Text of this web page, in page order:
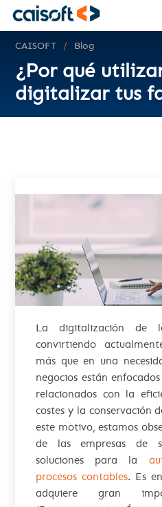
CAISOFT Blog
¿Por qué
digitalizar tus
Digitaliza tus facturas con la
todas las ventajas
La digitalización de
convirtiendo
más que en una
negocios están
relacionados con la
costes y la conservación
este motivo, estamos
de las empresas de
soluciones para la
procesos contables. Es
adquiere gran